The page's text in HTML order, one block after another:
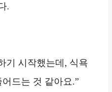
.
기 시작했는데, 식욕
드는 것 같아요.”